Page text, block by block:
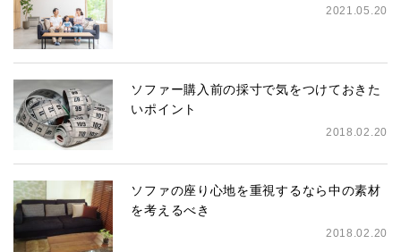
2021.05.20
ソファー購入前の採寸で気をつけておきた
いポイント
2018.02.20
ソファの座り心地を重視するなら中の素材
を考えるべき
2018.02.20